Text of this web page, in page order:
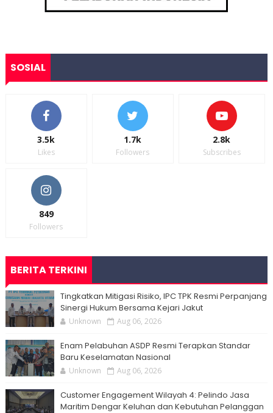
SOSIAL
3.5k
Likes
1.7k
Followers
2.8k
Subscribes
849
Followers
BERITA TERKINI
Tingkatkan Mitigasi Risiko, IPC TPK Resmi Perpanjang
Sinergi Hukum Bersama Kejari Jakut
Unknown Aug 06, 2026
Enam Pelabuhan ASDP Resmi Terapkan Standar
Baru Keselamatan Nasional
Unknown Aug 06, 2026
Customer Engagement Wilayah 4: Pelindo Jasa
Maritim Dengar Keluhan dan Kebutuhan Pelanggan